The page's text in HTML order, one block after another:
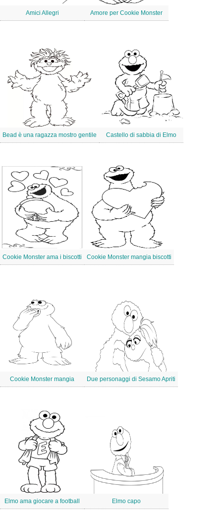
Amici Allegri Amore per Cookie Monster
Bead è una ragazza mostro gentile Castello di sabbia di Elmo
Cookie Monster ama i biscotti Cookie Monster mangia biscotti
Cookie Monster mangia Due personaggi di Sesamo Apriti
Elmo ama giocare a football Elmo capo